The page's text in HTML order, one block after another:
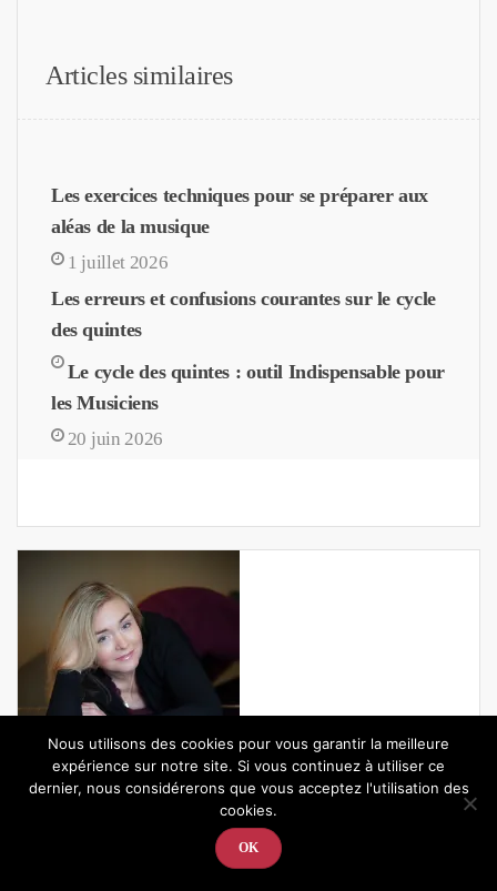
Articles similaires
Les exercices techniques pour se préparer aux
aléas de la musique
1 juillet 2026
Les erreurs et confusions courantes sur le cycle
des quintes
Le cycle des quintes : outil Indispensable pour
les Musiciens
20 juin 2026
Nous utilisons des cookies pour vous garantir la meilleure
expérience sur notre site. Si vous continuez à utiliser ce
dernier, nous considérerons que vous acceptez l'utilisation des
cookies.
OK